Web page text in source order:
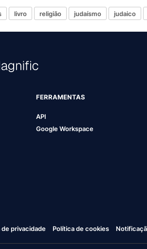
livro religião judaísmo judaico
FERRAMENTAS
API
Google Workspace
de privacidade Política de cookies